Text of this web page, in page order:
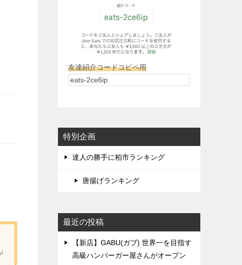
友達紹介コードコピペ用
特別企画
達人の勝手に柏市ランキング
唐揚げランキング
最近の投稿
【新店】GABU(ガブ) 世界一を目指す
高級ハンバーガー屋さんがオープン